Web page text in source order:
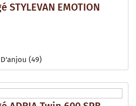
EMOTION
(49)